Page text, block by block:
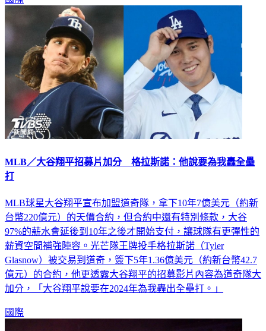
MLB／大谷翔平招募片加分 格拉斯諾：他說要為我轟全壘
打
MLB球星大谷翔平宣布加盟道奇隊，拿下10年7億美元（約新
台幣220億元）的天價合約，但合約中還有特別條款，大谷
97%的薪水會延後到10年之後才開始支付，讓球隊有更彈性的
薪資空間補強陣容。光芒隊王牌投手格拉斯諾（Tyler
Glasnow）被交易到道奇，簽下5年1.36億美元（約新台幣42.7
億元）的合約，他更透露大谷翔平的招募影片內容為道奇隊大
加分，「大谷翔平說要在2024年為我轟出全壘打。」
國際